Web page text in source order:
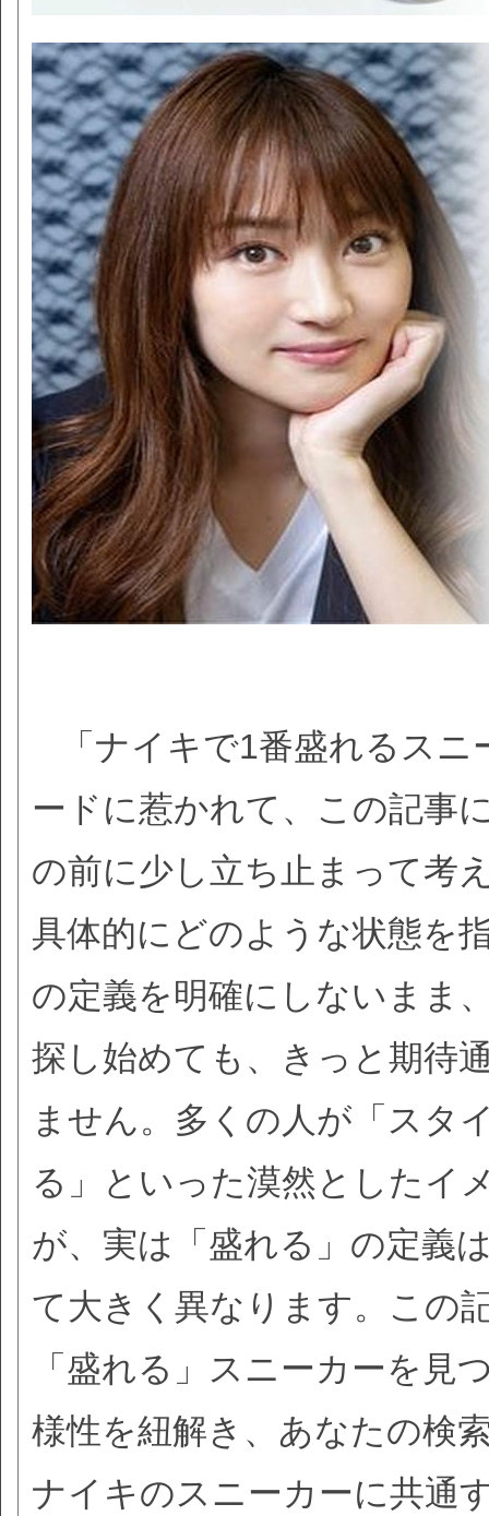
「ナイキで1番盛れるス
ードに惹かれて、この記事
の前に少し立ち止まって考
具体的にどのような状態を
の定義を明確にしないまま
探し始めても、きっと期待
ません。多くの人が「スタ
る」といった漠然としたイ
が、実は「盛れる」の定義
て大きく異なります。この
「盛れる」スニーカーを見
様性を紐解き、あなたの検
ナイキのスニーカーに共通